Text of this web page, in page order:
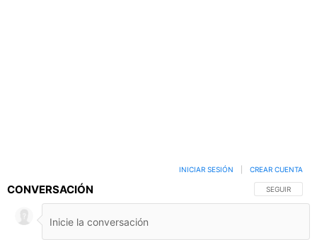
CONVERSACIÓN SIGA ESTA
SEGUIR
INICIAR SESIÓN CREAR CUENTA